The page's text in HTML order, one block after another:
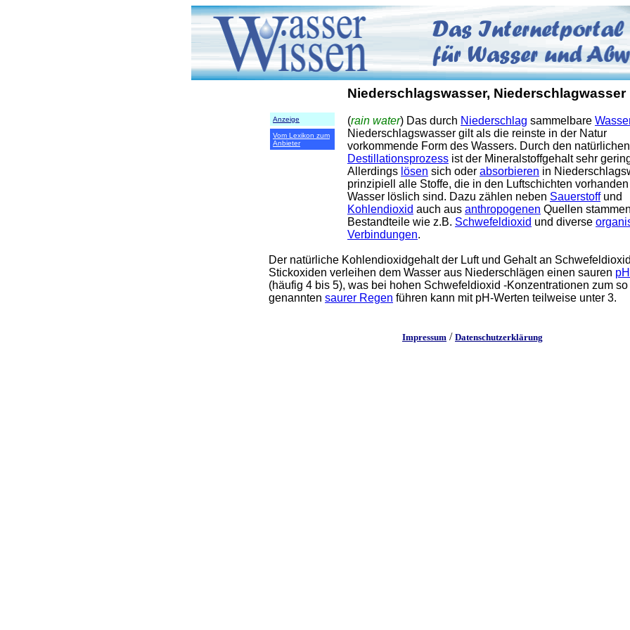
Anzeige
Vom Lexikon zum
Anbieter
Niederschlagswasser, Niederschlagwasser
(rain water) Das durch Niederschlag sammelbare
Niederschlagswasser gilt als die reinste in der Natur
vorkommende Form des Wassers. Durch den natürlichen
Destillationsprozess ist der Mineralstoffgehalt sehr
Allerdings lösen sich oder absorbieren in
prinzipiell alle Stoffe, die in den Luftschichten
Wasser löslich sind. Dazu zählen neben Sauerstoffund
Kohlendioxid auch aus anthropogenen Quellen
Bestandteile wie z.B. Schwefeldioxid und diverse
Verbindungen.
Der natürliche Kohlendioxidgehalt der Luft und Gehalt an
Stickoxiden verleihen dem Wasser aus Niederschlägen einen sauren
(häufig 4 bis 5), was bei hohen Schwefeldioxid -Konzentrationen zum so
genannten saurer Regen führen kann mit pH-Werten teilweise unter 3.
Impressum / Datenschutzerklärung